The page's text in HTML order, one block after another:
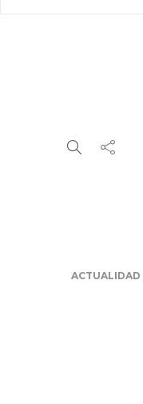
ACTUALIDAD